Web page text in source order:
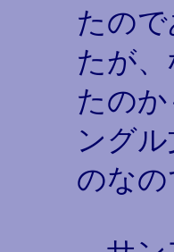
たの
たが
たの
ング
のなの